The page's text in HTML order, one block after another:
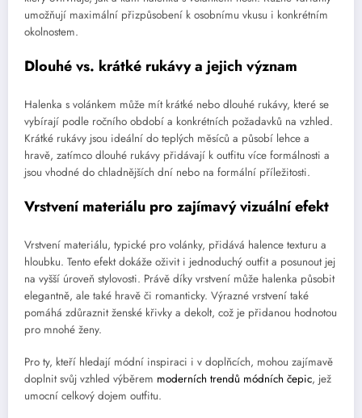
umožňují maximální přizpůsobení k osobnímu vkusu i konkrétním
okolnostem.
Dlouhé vs. krátké rukávy a jejich význam
Halenka s volánkem může mít krátké nebo dlouhé rukávy, které se
vybírají podle ročního období a konkrétních požadavků na vzhled.
Krátké rukávy jsou ideální do teplých měsíců a působí lehce a
hravě, zatímco dlouhé rukávy přidávají k outfitu více formálnosti a
jsou vhodné do chladnějších dní nebo na formální příležitosti.
Vrstvení materiálu pro zajímavý vizuální efekt
Vrstvení materiálu, typické pro volánky, přidává halence texturu a
hloubku. Tento efekt dokáže oživit i jednoduchý outfit a posunout jej
na vyšší úroveň stylovosti. Právě díky vrstvení může halenka působit
elegantně, ale také hravě či romanticky. Výrazné vrstvení také
pomáhá zdůraznit ženské křivky a dekolt, což je přidanou hodnotou
pro mnohé ženy.
Pro ty, kteří hledají módní inspiraci i v doplňcích, mohou zajímavě
doplnit svůj vzhled výběrem moderních trendů módních čepic, jež
umocní celkový dojem outfitu.